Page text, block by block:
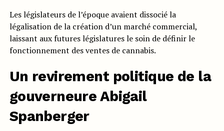
Les législateurs de l’époque avaient dissocié la
légalisation de la création d’un marché commercial,
laissant aux futures législatures le soin de définir le
fonctionnement des ventes de cannabis.
Un revirement politique de la
gouverneure Abigail
Spanberger